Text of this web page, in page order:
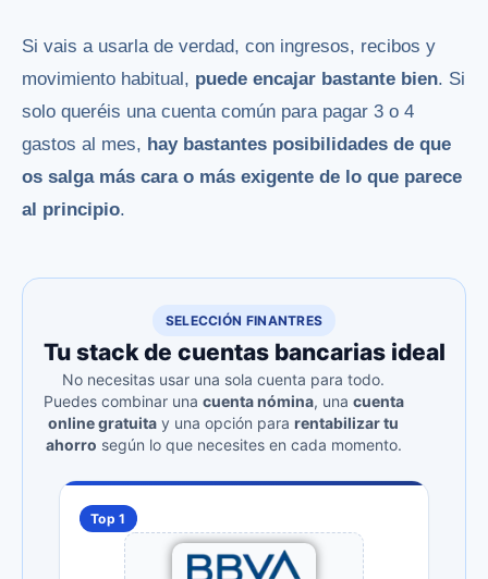
Si vais a usarla de verdad, con ingresos, recibos y
movimiento habitual, puede encajar bastante bien. Si
solo queréis una cuenta común para pagar 3 o 4
gastos al mes, hay bastantes posibilidades de que
os salga más cara o más exigente de lo que parece
al principio.
SELECCIÓN FINANTRES
Tu stack de cuentas bancarias ideal
No necesitas usar una sola cuenta para todo.
Puedes combinar una cuenta nómina, una cuenta
online gratuita y una opción para rentabilizar tu
ahorro según lo que necesites en cada momento.
Top 1